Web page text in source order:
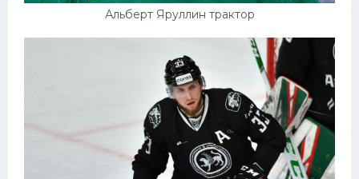
Альберт Яруллин трактор